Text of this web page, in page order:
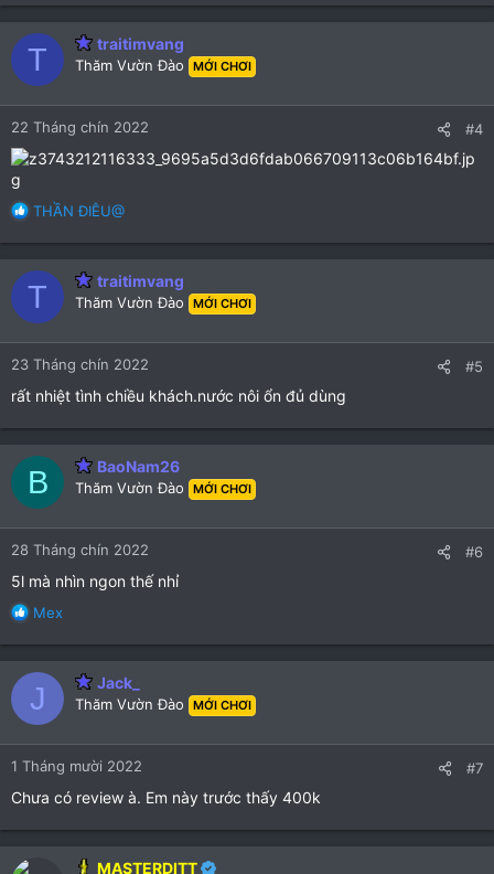
T traitimvang
Thăm Vườn Đào MỚI CHƠI
22 Tháng chín 2022 #4
R
c
t
o
n
s
THẦN ĐIÊU@
T traitimvang
Thăm Vườn Đào MỚI CHƠI
23 Tháng chín 2022 #5
rất nhiệt tình chiều khách.nước nôi ổn đủ dùng
B BaoNam26
Thăm Vườn Đào MỚI CHƠI
28 Tháng chín 2022 #6
5l mà nhìn ngon thế nhỉ
R
c
t
i
o
n
s
Mex
J Jack_
Thăm Vườn Đào MỚI CHƠI
1 Tháng mười 2022 #7
Chưa có review à. Em này trước thấy 400k
MASTERDITT